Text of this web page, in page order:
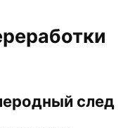
след